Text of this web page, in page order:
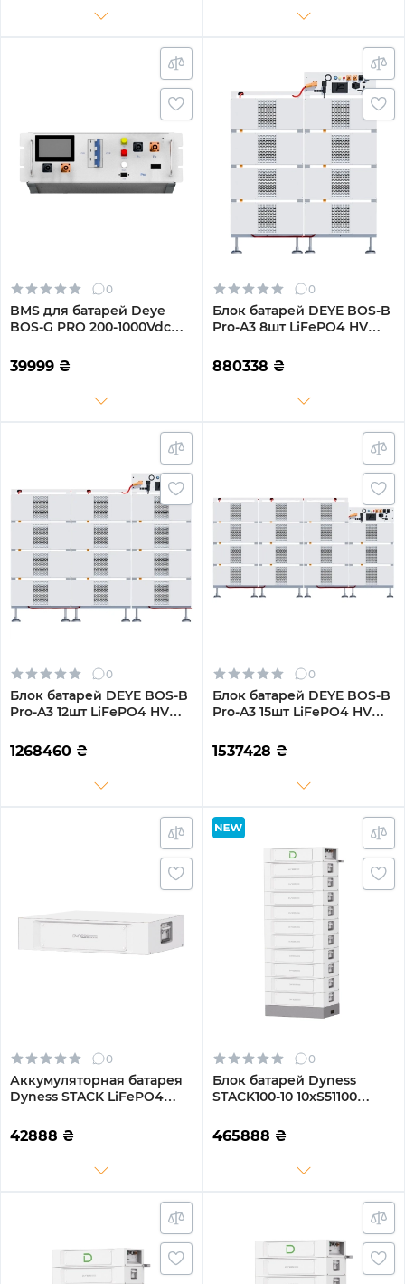
0
BMS для батарей Deye
BOS-G PRO 200-1000Vdc
39999 ₴
0
Блок батарей DEYE BOS-B
Pro-A3 8шт LiFePO4 HV
(BOS-B-PRO-128kWh)
880338 ₴
0
Блок батарей DEYE BOS-B
Pro-A3 12шт LiFePO4 HV
(BOS-B-PRO-192kWh)
1268460 ₴
0
Блок батарей DEYE BOS-B
Pro-A3 15шт LiFePO4 HV
(BOS-B-PRO-240kWh)
1537428 ₴
0
Аккумуляторная батарея
Dyness STACK LiFePO4
без BMS (S51100)
42888 ₴
0
Блок батарей Dyness
STACK100-10 10xS51100
SBDU100 (STACK100-10-
51.2kW)
465888 ₴